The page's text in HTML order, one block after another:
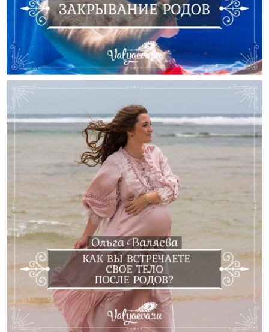
Закрывание Родов
Как Вы Встречаете Свое Тело После Родов?